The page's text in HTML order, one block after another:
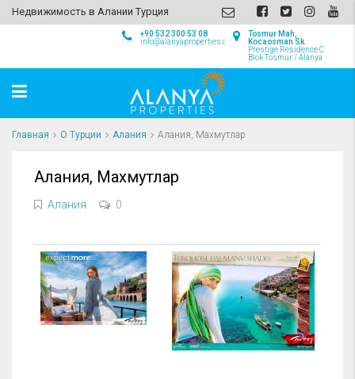
Недвижимость в Алании Турция
Tosmur Mah,
Kocaosman Sk.
Prestige Residence C
Blok Tosmur / Alanya
+90 532 300 53 08
info@alanyaproperties.com
Главная О Турции Алания Алания, Махмутлар
Алания, Махмутлар
Алания 0